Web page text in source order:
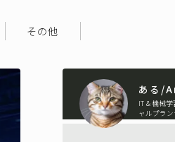
その他
ある/
IT＆機械
ャルプラ